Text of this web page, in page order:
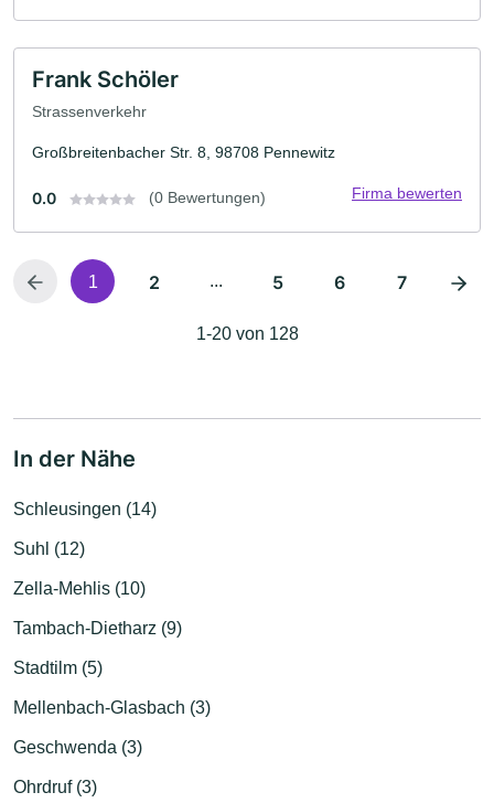
Frank Schöler
Strassenverkehr
Großbreitenbacher Str. 8, 98708 Pennewitz
0.0 (0 Bewertungen) Firma bewerten
1 2 ... 5 6 7
1-20 von 128
In der Nähe
Schleusingen (14)
Suhl (12)
Zella-Mehlis (10)
Tambach-Dietharz (9)
Stadtilm (5)
Mellenbach-Glasbach (3)
Geschwenda (3)
Ohrdruf (3)